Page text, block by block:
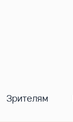
Зрителям